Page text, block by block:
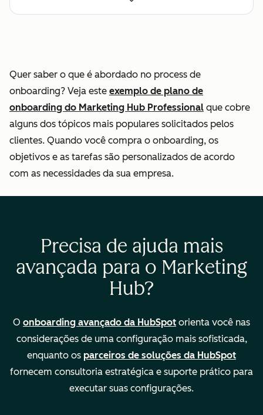
leads e
configuração
interna de
atribuição de
Consultoria para
Configuração e
análise de
Propriedades
calculadas e
relatórios
personalizados
—
Quer saber o que é abordado no process de
onboarding? Veja este exemplo de plano de
onboarding do Marketing Hub Professional que cobre
alguns dos tópicos mais populares solicitados pelos
clientes. Quando você compra o onboarding, os
objetivos e as tarefas são personalizados de acordo
com as necessidades da sua empresa.
Precisa de ajuda mais
avançada para o Marketing
Hub?
O onboarding avançado da HubSpot orienta você nas
considerações de uma configuração mais sofisticada,
enquanto os parceiros de soluções da HubSpot
fornecem consultoria estratégica e suporte prático para
executar suas configurações.